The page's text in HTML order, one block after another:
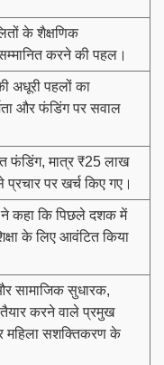
के शैक्षणिक
करने की पहल।
अधूरी पहलों का
और फंडिंग पर सवाल
फंडिंग, मात्र ₹25 लाख
पर खर्च किए गए।
ने कहा कि पिछले दशक में
के लिए आवंटित किया
और सामाजिक सुधारक,
तैयार करने वाले प्रमुख
महिला सशक्तिकरण के